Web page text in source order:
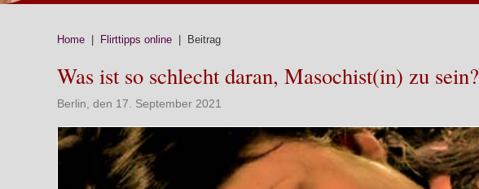
Home Flirttipps online | Beitrag
Was ist so schlecht daran, Masochist(in) zu sein?
Berlin, den 17. September 2021